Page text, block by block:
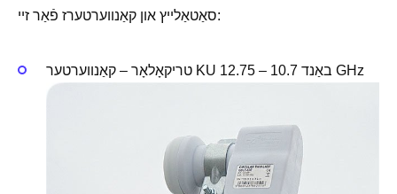
סאַטאַלייץ און קאַנווערטערז פֿאַר זיי:
טריקאָלאָר – קאַנווערטער KU באַנד 10.7 – 12.75 GHz